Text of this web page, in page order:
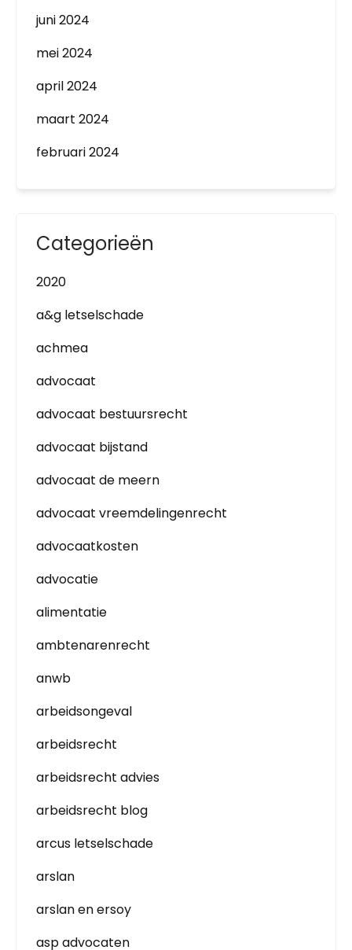
juni 2024
mei 2024
april 2024
maart 2024
februari 2024
Categorieën
2020
a&g letselschade
achmea
advocaat
advocaat bestuursrecht
advocaat bijstand
advocaat de meern
advocaat vreemdelingenrecht
advocaatkosten
advocatie
alimentatie
ambtenarenrecht
anwb
arbeidsongeval
arbeidsrecht
arbeidsrecht advies
arbeidsrecht blog
arcus letselschade
arslan
arslan en ersoy
asp advocaten